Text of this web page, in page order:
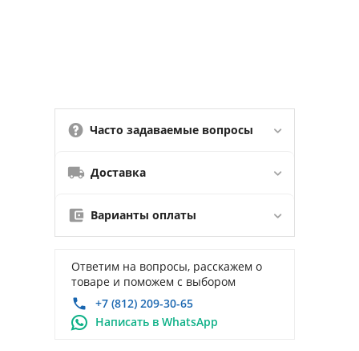
Часто задаваемые вопросы
Доставка
Варианты оплаты
Ответим на вопросы, расскажем о
товаре и поможем с выбором
+7 (812) 209-30-65
Написать в WhatsApp